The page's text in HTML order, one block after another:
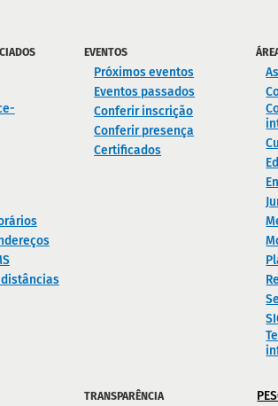
EVENTOS
Próximos eventos
Eventos passados
Conferir inscrição
Conferir presença
Certificados
TRANSPARÊNCIA